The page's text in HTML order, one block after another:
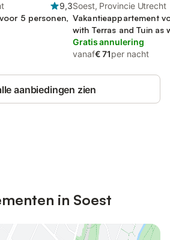
9,3
5 personen,
Soest, Provincie Utrecht
Vakantieappartement
with Terras and Tuin as
Gratis annulering
vanaf€ 71per nacht
aanbiedingen zien
in Soest